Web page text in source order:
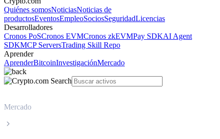
Quiénes somosNoticiasNoticias de
productosEventosEmpleoSociosSeguridadLicencias
Desarrolladores
Cronos PoSCronos EVMCronos zkEVMPay SDKAI Agent
SDKMCP ServersTrading Skill Repo
Aprender
AprenderBitcoinInvestigaciónMercado
Mercado